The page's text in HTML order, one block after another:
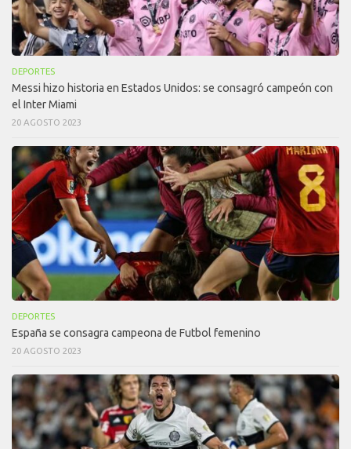
DEPORTES
Messi hizo historia en Estados Unidos: se consagró campeón con
el Inter Miami
20 AGOSTO 2023
DEPORTES
España se consagra campeona de Futbol femenino
20 AGOSTO 2023